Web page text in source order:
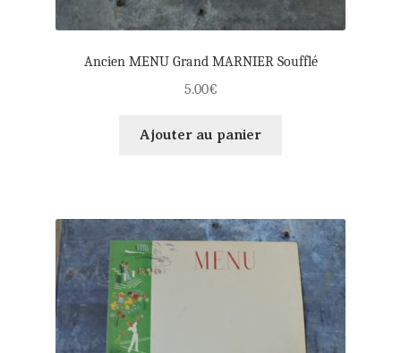
Ancien MENU Grand MARNIER Soufflé
5.00€
Ajouter au panier